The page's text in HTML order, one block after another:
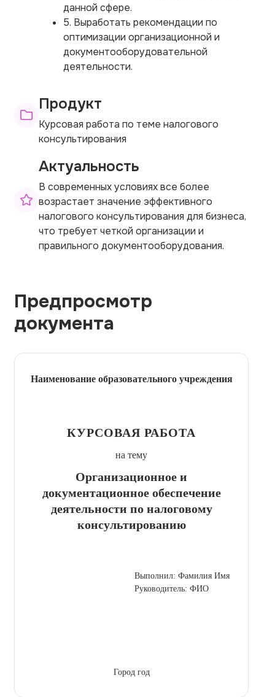
данной сфере.
5. Выработать рекомендации по
оптимизации организационной и
документооборудовательной
деятельности.
Продукт
Курсовая работа по теме налогового
консультирования
Актуальность
В современных условиях все более
возрастает значение эффективного
налогового консультирования для бизнеса,
что требует четкой организации и
правильного документооборудования.
Предпросмотр
документа
Наименование образовательного учреждения
КУРСОВАЯ РАБОТА
на тему
Организационное и
документационное обеспечение
деятельности по налоговому
консультированию
Выполнил: Фамилия Имя
Руководитель: ФИО
Город год